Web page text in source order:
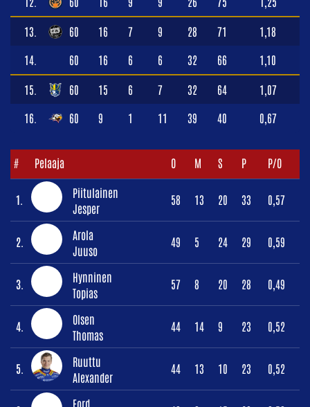
13. 60 16 7 9 28 71 1,18
14. 60 16 6 6 32 66 1,10
15. 60 15 6 7 32 64 1,07
16. 60 9 1 11 39 40 0,67
# Pelaaja O M S P P/O
1.
Piitulainen
Jesper
58 13 20 33 0,57
2.
Arola
Juuso
49 5 24 29 0,59
3.
Hynninen
Topias
57 8 20 28 0,49
4.
Olsen
Thomas
44 14 9 23 0,52
5.
Ruuttu
Alexander
44 13 10 23 0,52
Ford